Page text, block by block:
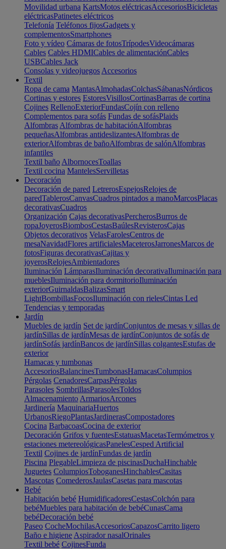
Movilidad urbana KartsMotos eléctricasAccesoriosBicicletas
eléctricasPatinetes eléctricos
Telefonía Teléfonos fijosGadgets y
complementosSmartphones
Foto y vídeo Cámaras de fotosTrípodesVideocámaras
Cables Cables HDMICables de alimentaciónCables
USBCables Jack
Consolas y videojuegos Accesorios
Textil
Ropa de cama MantasAlmohadasColchasSábanasNórdicos
Cortinas y estores EstoresVisillosCortinasBarras de cortina
Cojines RellenoExteriorFundasCojín con relleno
Complementos para sofás Fundas de sofásPlaids
Alfombras Alfombras de habitaciónAlfombras
pequeñasAlfombras antideslizantesAlfombras de
exteriorAlfombras de bañoAlfombras de salónAlfombras
infantiles
Textil baño AlbornocesToallas
Textil cocina MantelesServilletas
Decoración
Decoración de pared LetrerosEspejosRelojes de
paredTablerosCanvasCuadros pintados a manoMarcosPlacas
decorativasCuadros
Organización Cajas decorativasPercherosBurros de
ropaJoyerosBiombosCestasBaúlesRevisterosCajas
Objetos decorativos VelasFarolesCentros de
mesaNavidadFlores artificialesMaceterosJarronesMarcos de
fotosFiguras decorativasCajitas y
joyerosRelojesAmbientadores
Iluminación LámparasIluminación decorativaIluminación para
mueblesIluminación para dormitorioIluminación
exteriorGuirnaldasBalizasSmart
LightBombillasFocosIluminación con rielesCintas Led
Tendencias y temporadas
Jardín
Muebles de jardín Set de jardínConjuntos de mesas y sillas de
jardínSillas de jardínMesas de jardínConjuntos de sofás de
jardínSofás jardínBancos de jardínSillas colgantesEstufas de
exterior
Hamacas y tumbonas
AccesoriosBalancinesTumbonasHamacasColumpios
Pérgolas CenadoresCarpasPérgolas
Parasoles SombrillasParasolesToldos
Almacenamiento ArmariosArcones
Jardinería MaquinariaHuertos
UrbanosRiegoPlantasJardinerasCompostadores
Cocina BarbacoasCocina de exterior
Decoración Grifos y fuentesEstatuasMacetasTermómetros y
estaciones metereológicasPanelesCesped Artificial
Textil Cojines de jardínFundas de jardín
Piscina PlegableLimpieza de piscinasDuchaHinchable
Juguetes ColumpiosToboganesHinchablesCasitas
Mascotas ComederosJaulasCasetas para mascotas
Bebé
Habitación bebé HumidificadoresCestasColchón para
bebéMuebles para habitación de bebéCunasCama
bebéDecoración bebé
Paseo CocheMochilasAccesoriosCapazosCarrito ligero
Baño e higiene Aspirador nasalOrinales
Textil bebé CojinesFunda